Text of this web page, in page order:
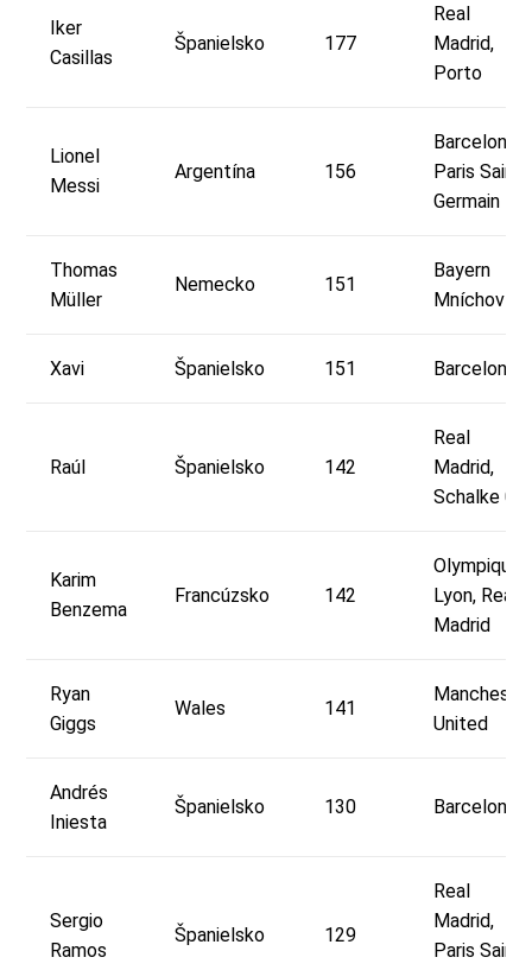
Iker
Casillas
Španielsko 177
Real
Madrid,
Porto
Lionel
Messi
Argentína 156
Barcelona,
Paris Saint-
Germain
Thomas
Müller
Nemecko 151
Bayern
Mníchov
Xavi Španielsko 151 Barcelona
Raúl Španielsko 142
Real
Madrid,
Schalke 04
Karim
Benzema
Francúzsko 142
Olympique
Lyon, Real
Madrid
Ryan
Giggs
Wales 141
United
Andrés
Iniesta
Španielsko 130 Barcelona
Sergio
Ramos
Španielsko 129
Real
Madrid,
Paris Saint-